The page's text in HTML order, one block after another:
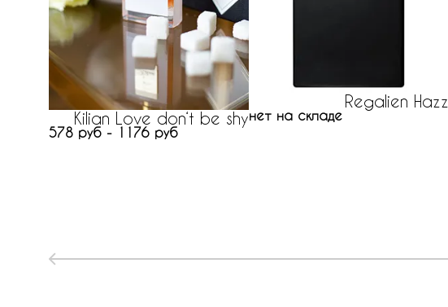
Kilian Love don‘t be shy
578 руб - 1176 руб
Regalien Hazz
нет на складе